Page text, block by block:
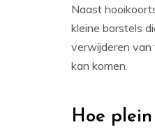
Naast
kleine borstels
verwijderen van
kan komen.
Hoe